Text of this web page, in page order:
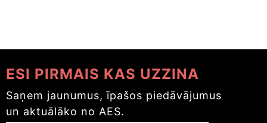
ESI PIRMAIS KAS UZZINA
Saņem jaunumus, īpašos piedāvājumus
un aktuālāko no AES.